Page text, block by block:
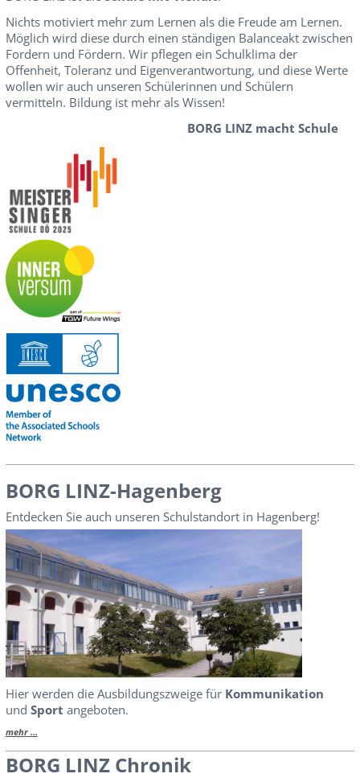
Nichts motiviert mehr zum Lernen als die Freude am Lernen.
Möglich wird diese durch einen ständigen Balanceakt zwischen
Fordern und Fördern. Wir pflegen ein Schulklima der
Offenheit, Toleranz und Eigenverantwortung, und diese Werte
wollen wir auch unseren Schülerinnen und Schülern
vermitteln. Bildung ist mehr als Wissen!
BORG LINZ macht Schule
BORG LINZ-Hagenberg
Entdecken Sie auch unseren Schulstandort in Hagenberg!
Hier werden die Ausbildungszweige für Kommunikation
und Sport angeboten.
mehr ...
BORG LINZ Chronik